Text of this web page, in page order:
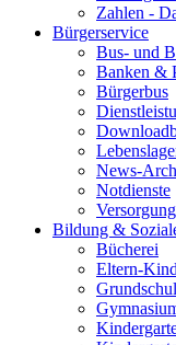
Zahlen -
Bürgerservice
Bus- und
Banken &
Bürgerbus
News-
Notdienste
Bildung &
Bücherei
Eltern-